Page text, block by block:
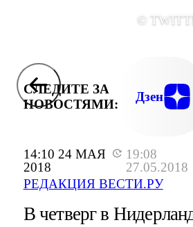
14:10 24 МАЯ
2018
19:08
27.05.2018
РЕДАКЦИЯ ВЕСТИ.РУ
©
СЛЕДИТЕ ЗА
НОВОСТЯМИ:
Дзен
В четверг в